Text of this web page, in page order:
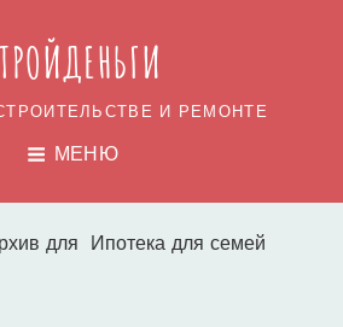
И РЕМОНТЕ
МЕНЮ
для Ипотека для семей